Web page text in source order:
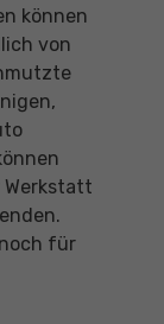
können
von
Werkstatt
für